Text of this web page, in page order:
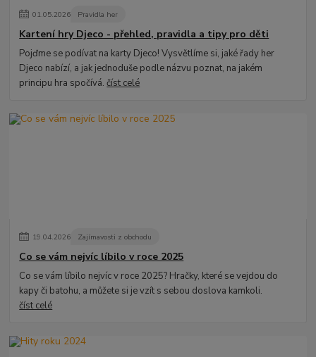
01.05.2026 Pravidla her
Kartení hry Djeco - přehled, pravidla a tipy pro děti
Pojďme se podívat na karty Djeco! Vysvětlíme si, jaké řady her
Djeco nabízí, a jak jednoduše podle názvu poznat, na jakém
principu hra spočívá.číst celé
19.04.2026 Zajímavosti z obchodu
Co se vám nejvíc líbilo v roce 2025
Co se vám líbilo nejvíc v roce 2025? Hračky, které se vejdou do
kapy či batohu, a můžete si je vzít s sebou doslova kamkoli.
číst celé